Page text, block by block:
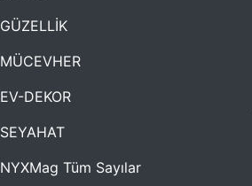
GÜZELLİK
MÜCEVHER
EV-DEKOR
SEYAHAT
NYXMag Tüm Sayılar